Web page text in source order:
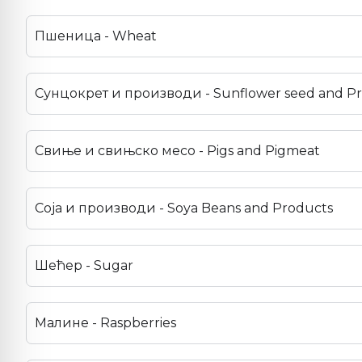
Пшеница - Wheat
Сунцокрет и производи - Sunflower seed and
Свиње и свињско месо - Pigs and Pigmeat
Соја и производи - Soya Beans and Products
Шећер - Sugar
Малине - Raspberries